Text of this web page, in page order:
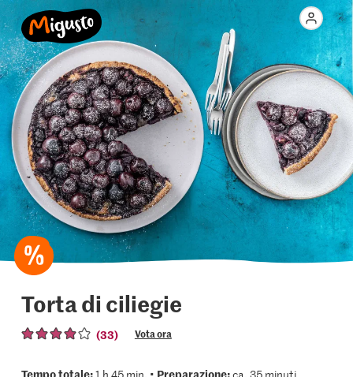
Torta di ciliegie
(33) Vota ora
Tempo totale: Preparazione: